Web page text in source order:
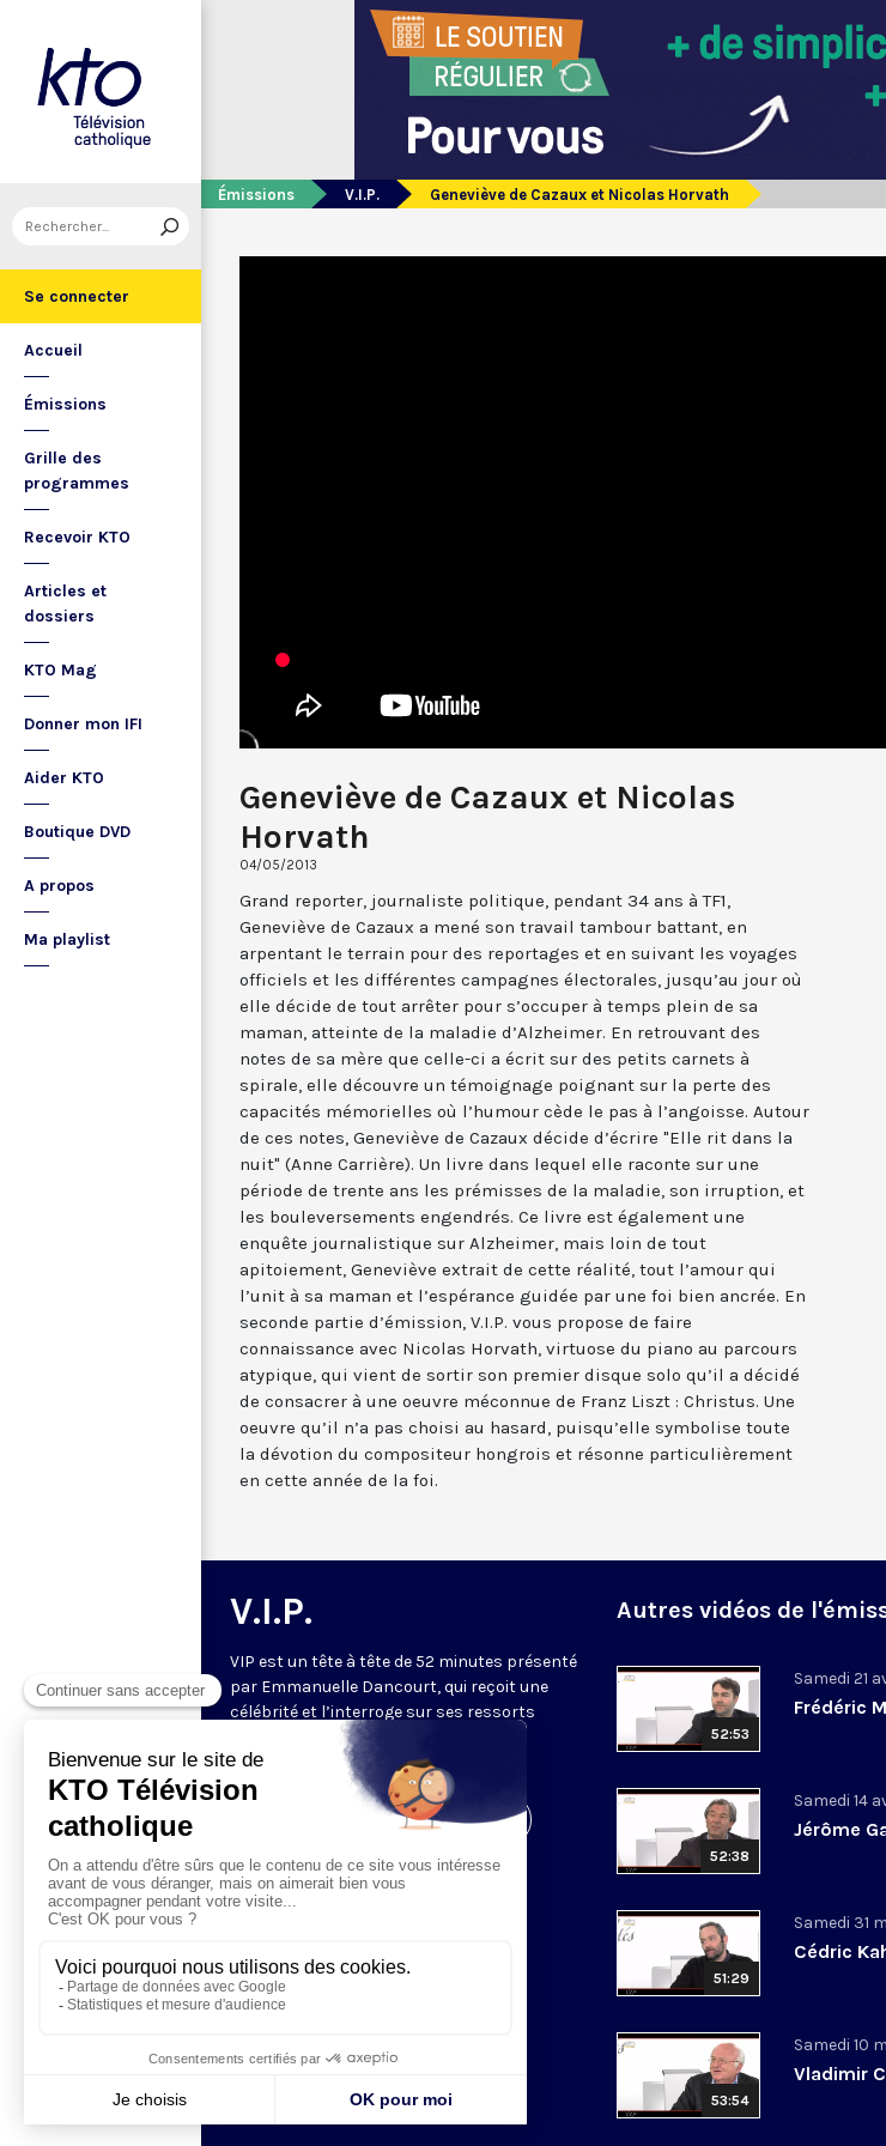
Se connecter
Accueil
Émissions
Grille des
programmes
Recevoir KTO
Articles et
dossiers
KTO Mag
Donner mon IFI
Aider KTO
Boutique DVD
A propos
Ma playlist
Émissions V.I.P. Geneviève de Cazaux et Nicolas Horvath
Geneviève de Cazaux et Nicolas
Horvath
04/05/2013
Grand reporter, journaliste politique, pendant 34 ans à TF1,
Geneviève de Cazaux a mené son travail tambour battant, en
arpentant le terrain pour des reportages et en suivant les voyages
officiels et les différentes campagnes électorales, jusqu’au jour où
elle décide de tout arrêter pour s’occuper à temps plein de sa
maman, atteinte de la maladie d’Alzheimer. En retrouvant des
notes de sa mère que celle-ci a écrit sur des petits carnets à
spirale, elle découvre un témoignage poignant sur la perte des
capacités mémorielles où l’humour cède le pas à l’angoisse. Autour
de ces notes, Geneviève de Cazaux décide d’écrire "Elle rit dans la
nuit" (Anne Carrière). Un livre dans lequel elle raconte sur une
période de trente ans les prémisses de la maladie, son irruption, et
les bouleversements engendrés. Ce livre est également une
enquête journalistique sur Alzheimer, mais loin de tout
apitoiement, Geneviève extrait de cette réalité, tout l’amour qui
l’unit à sa maman et l’espérance guidée par une foi bien ancrée. En
seconde partie d’émission, V.I.P. vous propose de faire
connaissance avec Nicolas Horvath, virtuose du piano au parcours
atypique, qui vient de sortir son premier disque solo qu’il a décidé
de consacrer à une oeuvre méconnue de Franz Liszt : Christus. Une
oeuvre qu’il n’a pas choisi au hasard, puisqu’elle symbolise toute
la dévotion du compositeur hongrois et résonne particulièrement
en cette année de la foi.
V.I.P.
VIP est un tête à tête de 52 minutes présenté
par Emmanuelle Dancourt, qui reçoit une
célébrité et l’interroge sur ses ressorts
intérieurs… Une conversation intime et
spirituelle.
Visiter la page de l'émission
Autres vidéos de
52:53
Samedi 21
Frédéric
52:38
Samedi 14
Jérôme
51:29
Samedi 31
Cédric
53:54
Samedi 10
Vladimir